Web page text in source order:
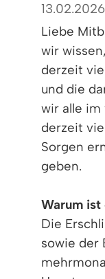
13.02.2026
Liebe
wir
derzeit
und die
wir alle im
derzeit
Sorgen
geben.
Warum ist
Die
sowie der